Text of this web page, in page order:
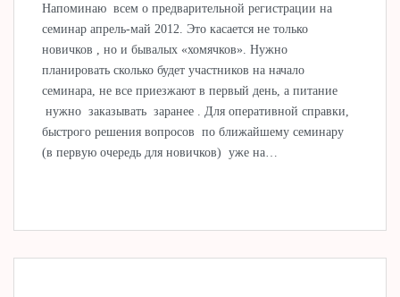
Напоминаю всем о предварительной регистрации на
семинар апрель-май 2012. Это касается не только
новичков , но и бывалых «хомячков». Нужно
планировать сколько будет участников на начало
семинара, не все приезжают в первый день, а питание
нужно заказывать заранее . Для оперативной справки,
быстрого решения вопросов по ближайшему семинару
(в первую очередь для новичков) уже на…